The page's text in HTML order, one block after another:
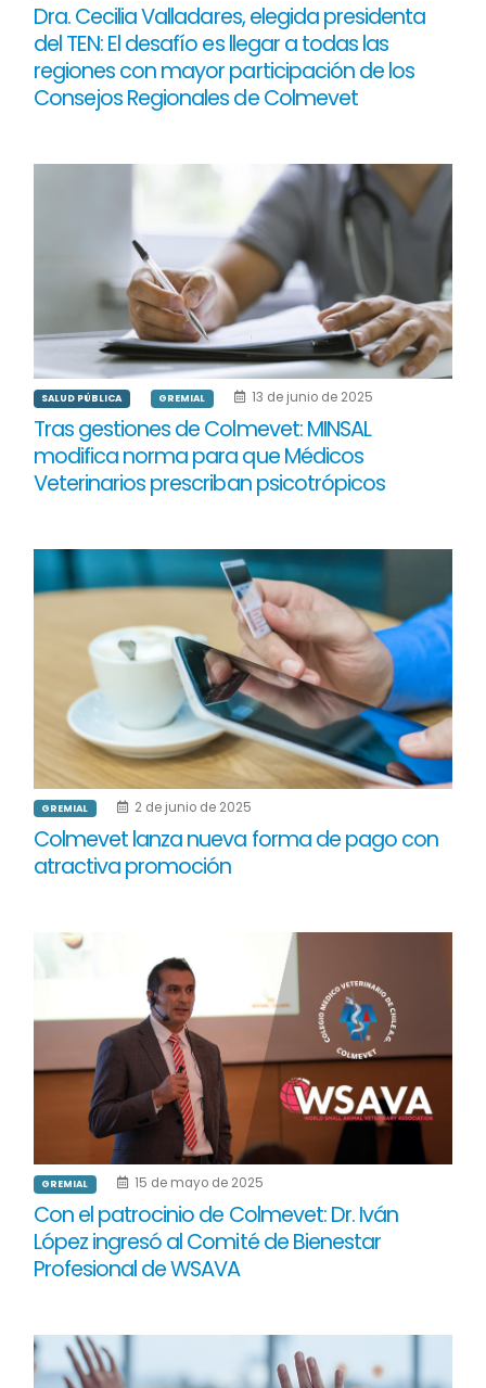
Dra. Cecilia Valladares, elegida presidenta
del TEN: El desafío es llegar a todas las
regiones con mayor participación de los
Consejos Regionales de Colmevet
SALUD PÚBLICA GREMIAL 13 de junio de 2025
Tras gestiones de Colmevet: MINSAL
modifica norma para que Médicos
Veterinarios prescriban psicotrópicos
GREMIAL 2 de junio de 2025
Colmevet lanza nueva forma de pago con
atractiva promoción
GREMIAL 15 de mayo de 2025
Con el patrocinio de Colmevet: Dr. Iván
López ingresó al Comité de Bienestar
Profesional de WSAVA